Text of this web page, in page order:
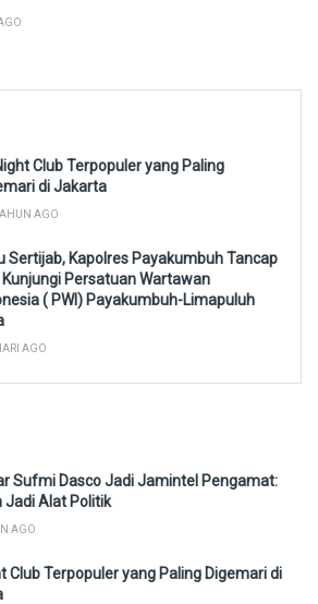
Club Terpopuler yang Paling
di Jakarta
AGO
Sertijab, Kapolres Payakumbuh Tancap
Kunjungi Persatuan Wartawan
( PWI) Payakumbuh-Limapuluh
AGO
Sufmi Dasco Jadi Jamintel Pengamat:
Jadi Alat Politik
AGO
Club Terpopuler yang Paling Digemari di